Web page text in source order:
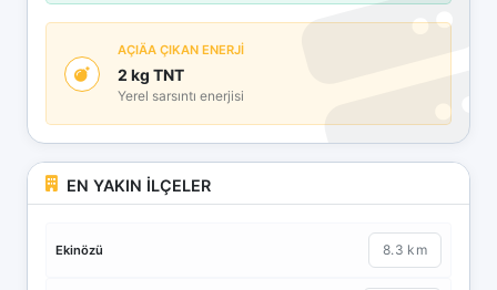
AÇIÄA ÇIKAN ENERJİ
2 kg TNT
Yerel sarsıntı enerjisi
EN YAKIN İLÇELER
Ekinözü 8.3 km